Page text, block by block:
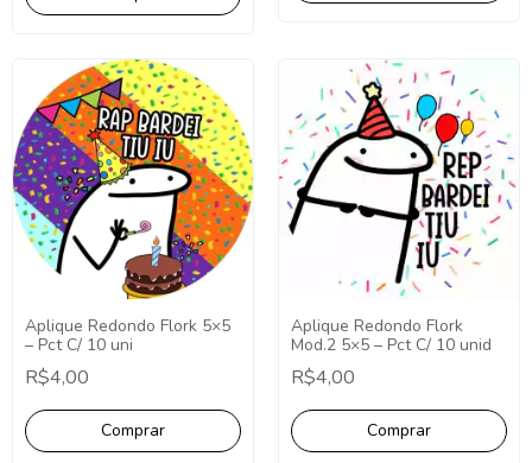
Aplique Redondo Flork 5×5
– Pct C/ 10 uni
R$4,00
Aplique Redondo Flork
Mod.2 5×5 – Pct C/ 10 unid
R$4,00